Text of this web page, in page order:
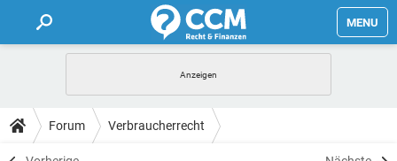
MENU
FORUM
Forum Verbraucherrecht